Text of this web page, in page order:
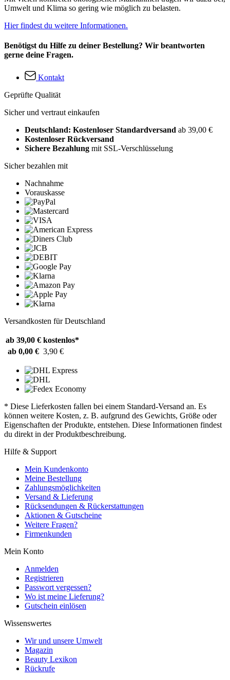
Umwelt und Klima so gering wie möglich zu belasten.
Hier findest du weitere Informationen.
Benötigst du Hilfe zu deiner Bestellung? Wir beantworten
gerne deine Fragen.
Kontakt
Geprüfte Qualität
Sicher und vertraut einkaufen
Deutschland: Kostenloser Standardversand ab 39,00 €
Kostenloser Rückversand
Sichere Bezahlung mit SSL-Verschlüsselung
Sicher bezahlen mit
Nachnahme
Vorauskasse
Versandkosten für Deutschland
ab 39,00 € kostenlos*
ab 0,00 € 3,90 €
* Diese Lieferkosten fallen bei einem Standard-Versand an. Es
können weitere Kosten, z. B. aufgrund des Gewichts, Größe oder
Eigenschaften der Produkte, entstehen. Diese Informationen findest
du direkt in der Produktbeschreibung.
Hilfe & Support
Mein Kundenkonto
Meine Bestellung
Zahlungsmöglichkeiten
Versand & Lieferung
Rücksendungen & Rückerstattungen
Aktionen & Gutscheine
Weitere Fragen?
Firmenkunden
Mein Konto
Anmelden
Registrieren
Passwort vergessen?
Wo ist meine Lieferung?
Gutschein einlösen
Wissenswertes
Wir und unsere Umwelt
Magazin
Beauty Lexikon
Rückrufe